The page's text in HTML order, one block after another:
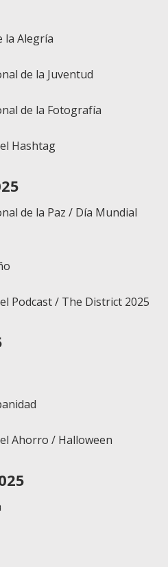
la Alegría
de la Juventud
de la Fotografía
Hashtag
de la Paz / Día Mundial
Podcast / The District 2025
Ahorro / Halloween